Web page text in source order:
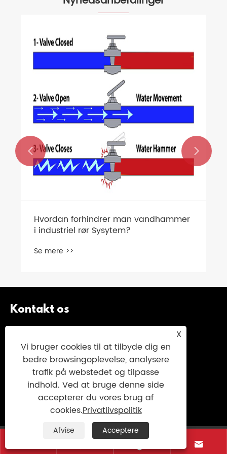
Hvad er klassificeringerne af
kugleventiler?
 
Kontakt os
+86-13682088767
info@zhongguanvalve.com
Nr. 838, OBEI Avenue, YonGjia County,
Wenzhou City, Zhejiang -provinsen, Kina
Copyright © 2025 Zhejiang Zhongguan Valve

X
Vi bruger cookies til at tilbyde dig en
bedre browsingoplevelse, analysere
trafik på webstedet og tilpasse
indhold. Ved at bruge denne side
accepterer du vores brug af
cookies.Privatlivspolitik
Afvise Acceptere